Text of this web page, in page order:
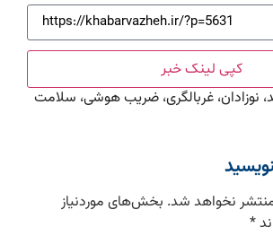
کپی لینک خبر
نوزادان، غربالگری، ضریب هوشی، سلامت
نخواهد شد. بخش‌های موردنیاز
*